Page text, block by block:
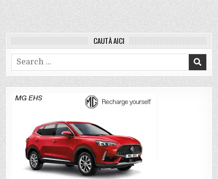
CAUTĂ AICI
Search
for: